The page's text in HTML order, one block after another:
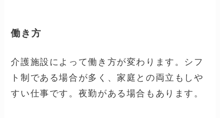
働き方
介護施設によって働き方が変わります。シフ
ト制である場合が多く、家庭との両立もしや
すい仕事です。夜勤がある場合もあります。